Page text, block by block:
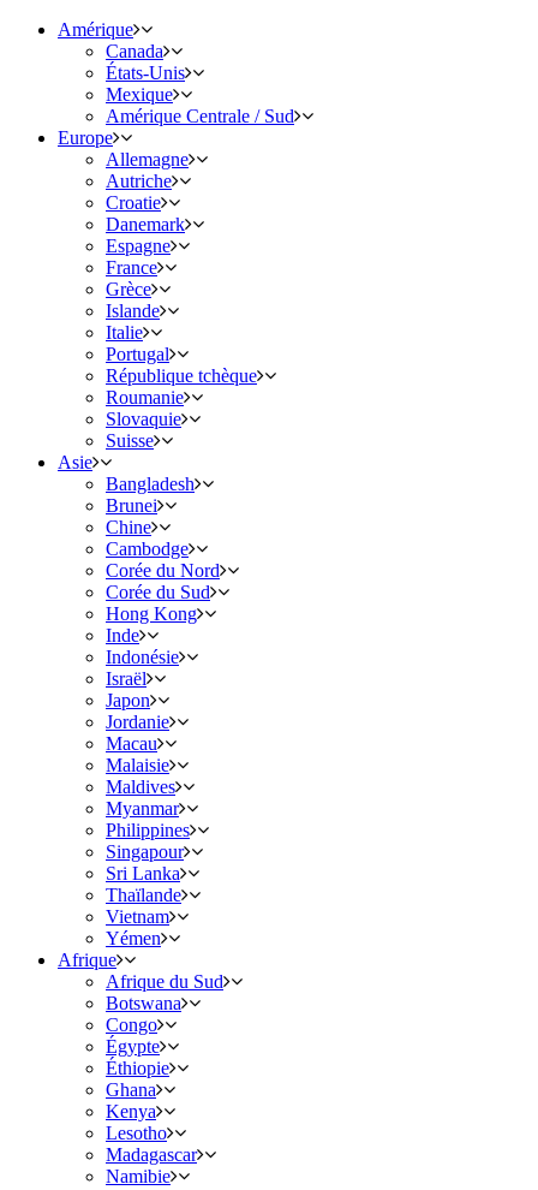
Amérique
Canada
États-Unis
Mexique
Amérique Centrale / Sud
Europe
Allemagne
Autriche
Croatie
Danemark
Espagne
France
Grèce
Islande
Italie
Portugal
République tchèque
Roumanie
Slovaquie
Suisse
Asie
Bangladesh
Brunei
Chine
Cambodge
Corée du Nord
Corée du Sud
Hong Kong
Inde
Indonésie
Israël
Japon
Jordanie
Macau
Malaisie
Maldives
Myanmar
Philippines
Singapour
Sri Lanka
Thaïlande
Vietnam
Yémen
Afrique
Afrique du Sud
Botswana
Congo
Égypte
Éthiopie
Ghana
Kenya
Lesotho
Madagascar
Namibie